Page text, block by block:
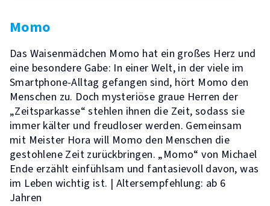
Momo
Das Waisenmädchen Momo hat ein großes Herz und
eine besondere Gabe: In einer Welt, in der viele im
Smartphone-Alltag gefangen sind, hört Momo den
Menschen zu. Doch mysteriöse graue Herren der
„Zeitsparkasse“ stehlen ihnen die Zeit, sodass sie
immer kälter und freudloser werden. Gemeinsam
mit Meister Hora will Momo den Menschen die
gestohlene Zeit zurückbringen. „Momo“ von Michael
Ende erzählt einfühlsam und fantasievoll davon, was
im Leben wichtig ist. | Altersempfehlung: ab 6
Jahren